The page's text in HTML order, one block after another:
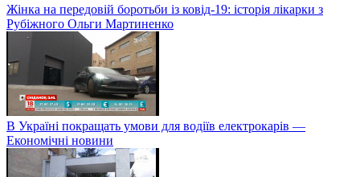
Жінка на передовій боротьби із ковід-19: історія лікарки з
Рубіжного Ольги Мартиненко
В Україні покращать умови для водіїв електрокарів —
Економічні новини